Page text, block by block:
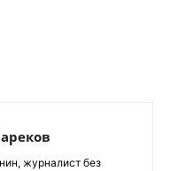
журналист без